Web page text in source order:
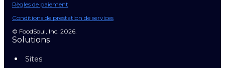
Règles de paiement
Conditions de prestation de services
© FoodSoul, Inc. 2026.
Solutions
Sites